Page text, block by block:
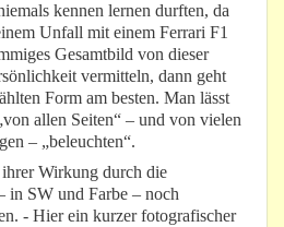
kennen lernen durften, da
Unfall mit einem Ferrari F1
Gesamtbild von dieser
vermitteln, dann geht
Form am besten. Man lässt
allen Seiten“ – und von vielen
– „beleuchten“.
Wirkung durch die
in SW und Farbe – noch
- Hier ein kurzer fotografischer